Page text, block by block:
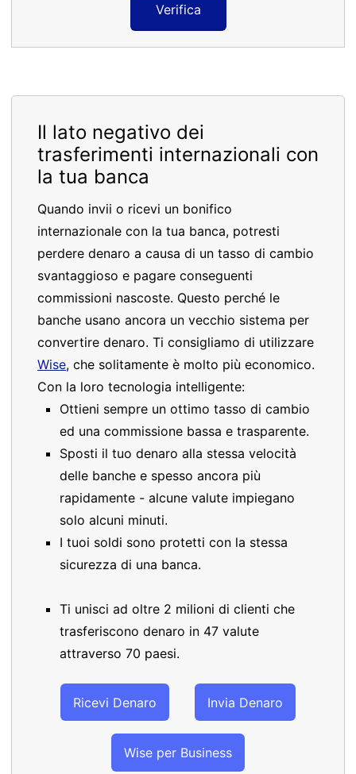
Verifica
Il lato negativo dei
trasferimenti internazionali con
la tua banca
Quando invii o ricevi un bonifico
internazionale con la tua banca, potresti
perdere denaro a causa di un tasso di cambio
svantaggioso e pagare conseguenti
commissioni nascoste. Questo perché le
banche usano ancora un vecchio sistema per
convertire denaro. Ti consigliamo di utilizzare
Wise, che solitamente è molto più economico.
Con la loro tecnologia intelligente:
Ottieni sempre un ottimo tasso di cambio
ed una commissione bassa e trasparente.
Sposti il tuo denaro alla stessa velocità
delle banche e spesso ancora più
rapidamente - alcune valute impiegano
solo alcuni minuti.
I tuoi soldi sono protetti con la stessa
sicurezza di una banca.
Ti unisci ad oltre 2 milioni di clienti che
trasferiscono denaro in 47 valute
attraverso 70 paesi.
Ricevi Denaro Invia Denaro
Wise per Business